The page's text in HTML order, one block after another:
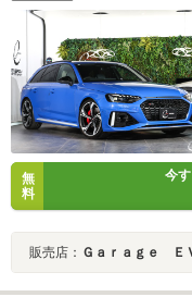
無
料
今
販売店： Ｇａｒａｇｅ Ｅ